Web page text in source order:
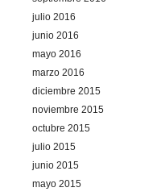
julio 2016
junio 2016
mayo 2016
marzo 2016
diciembre 2015
noviembre 2015
octubre 2015
julio 2015
junio 2015
mayo 2015